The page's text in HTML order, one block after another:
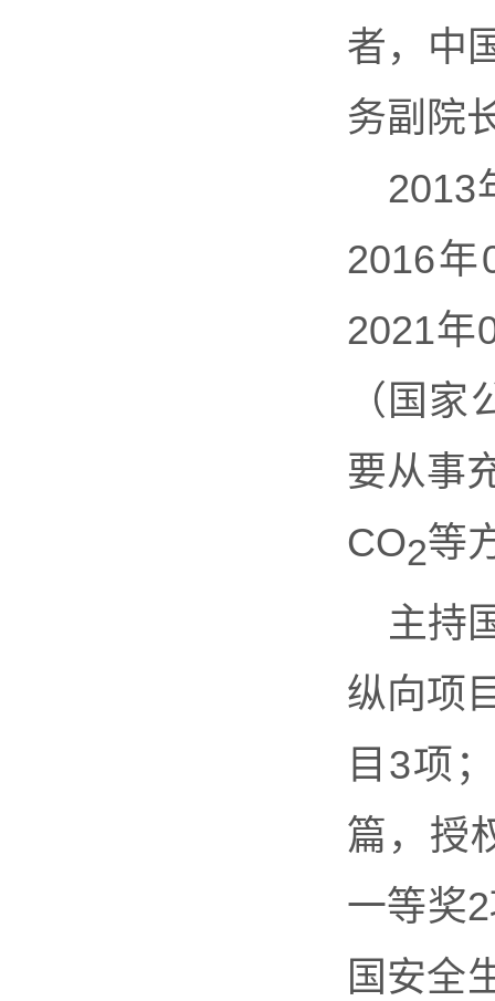
者，中
务副院
2013
2016
2021年
（国
要从事
CO2等
主持
纵向项
目3项
篇，授
一等奖
国安全